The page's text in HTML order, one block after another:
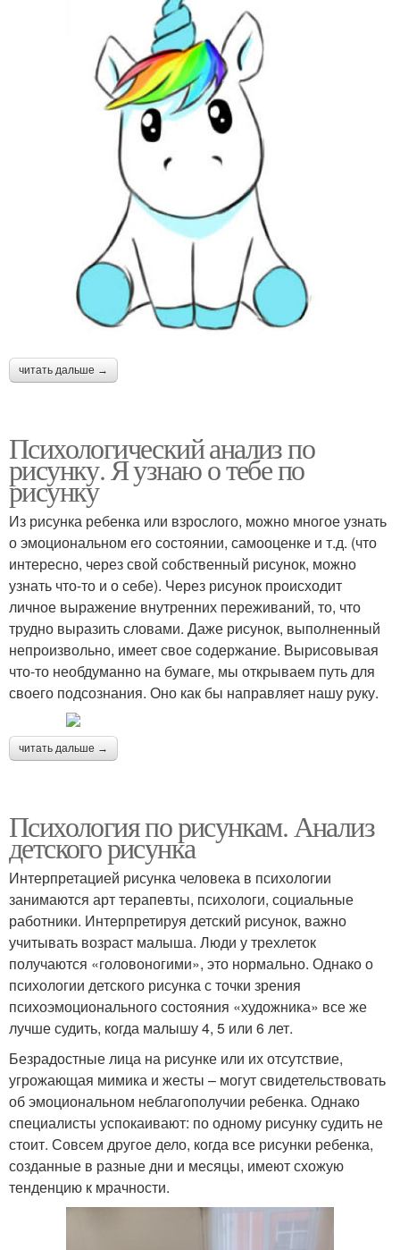
читать дальше →
Психологический анализ по
рисунку. Я узнаю о тебе по
рисунку
Из рисунка ребенка или взрослого, можно многое узнать
о эмоциональном его состоянии, самооценке и т.д. (что
интересно, через свой собственный рисунок, можно
узнать что-то и о себе). Через рисунок происходит
личное выражение внутренних переживаний, то, что
трудно выразить словами. Даже рисунок, выполненный
непроизвольно, имеет свое содержание. Вырисовывая
что-то необдуманно на бумаге, мы открываем путь для
своего подсознания. Оно как бы направляет нашу руку.
читать дальше →
Психология по рисункам. Анализ
детского рисунка
Интерпретацией рисунка человека в психологии
занимаются арт терапевты, психологи, социальные
работники. Интерпретируя детский рисунок, важно
учитывать возраст малыша. Люди у трехлеток
получаются «головоногими», это нормально. Однако о
психологии детского рисунка с точки зрения
психоэмоционального состояния «художника» все же
лучше судить, когда малышу 4, 5 или 6 лет.
Безрадостные лица на рисунке или их отсутствие,
угрожающая мимика и жесты – могут свидетельствовать
об эмоциональном неблагополучии ребенка. Однако
специалисты успокаивают: по одному рисунку судить не
стоит. Совсем другое дело, когда все рисунки ребенка,
созданные в разные дни и месяцы, имеют схожую
тенденцию к мрачности.